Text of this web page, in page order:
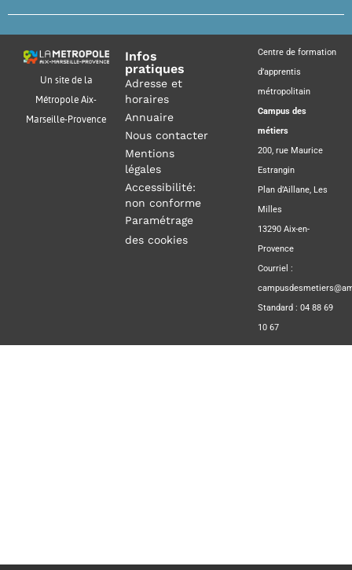
Un site de la
Métropole Aix-
Marseille-Provence
Infos
pratiques
Adresse et
horaires
Annuaire
Nous contacter
Mentions
légales
Accessibilité:
non conforme
Paramétrage
des cookies
Centre de formation
d’apprentis
métropolitain
Campus des
métiers
200, rue Maurice
Estrangin
Plan d’Aillane, Les
Milles
13290 Aix-en-
Provence
Courriel :
Standard : 04 88 69
10 67